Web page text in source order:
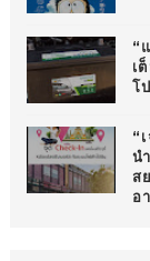
“
เ
โ
“
น
ส
อ